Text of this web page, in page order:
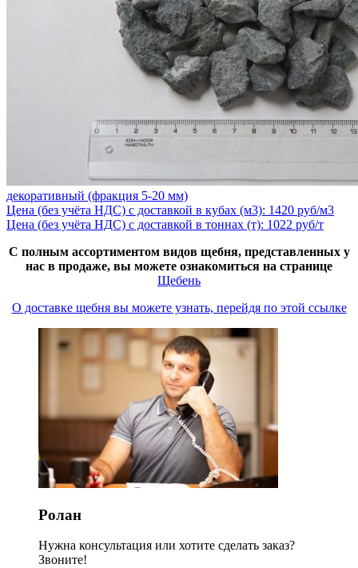
декоративный (фракция 5-20 мм)
Цена (без учёта НДС) с доставкой в кубах (м3): 1420 руб/м3
Цена (без учёта НДС) с доставкой в тоннах (т): 1022 руб/т
С полным ассортиментом видов щебня, представленных у
нас в продаже, вы можете ознакомиться на странице
Щебень
О доставке щебня вы можете узнать, перейдя по этой ссылке
Ролан
Нужна консультация или хотите сделать заказ?
Звоните!